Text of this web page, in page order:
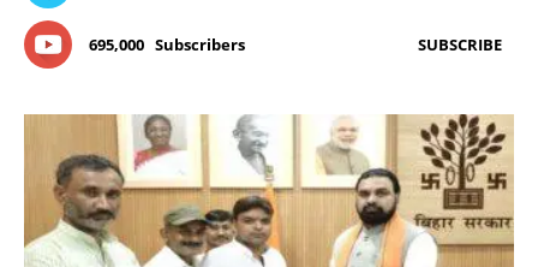
695,000 Subscribers SUBSCRIBE